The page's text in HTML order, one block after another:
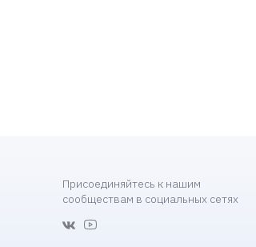
Присоединяйтесь к нашим
сообществам в социальных сетях